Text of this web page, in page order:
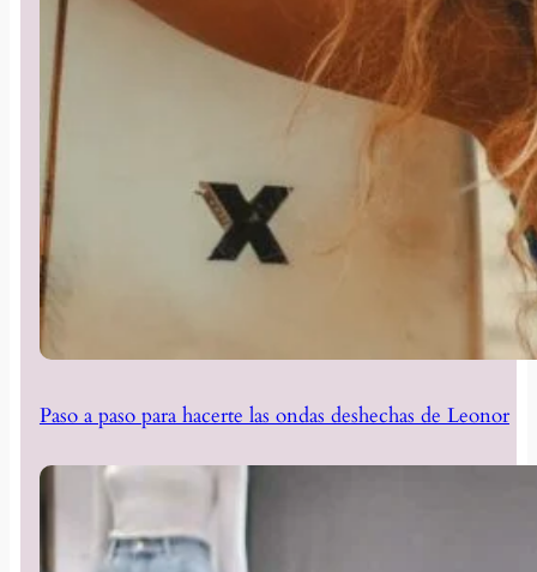
Paso a paso para hacerte las ondas deshechas de Leonor